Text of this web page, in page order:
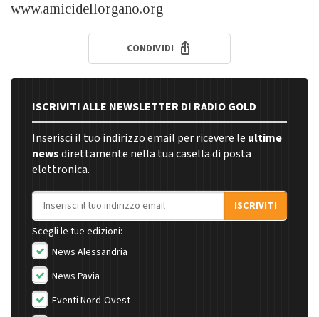
www.amicidellorgano.org
CONDIVIDI
ISCRIVITI ALLE NEWSLETTER DI RADIO GOLD
Inserisci il tuo indirizzo email per ricevere le ultime
newsdirettamente nella tua casella di posta
elettronica.
Indirizzo email
ISCRIVITI
Scegli le tue edizioni:
News Alessandria
News Pavia
Eventi Nord-Ovest